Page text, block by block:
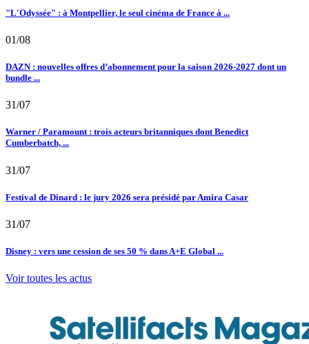
"L'Odyssée" : à Montpellier, le seul cinéma de France à ...
01/08
DAZN : nouvelles offres d’abonnement pour la saison 2026-2027 dont un
bundle ...
31/07
Warner / Paramount : trois acteurs britanniques dont Benedict
Cumberbatch, ...
31/07
Festival de Dinard : le jury 2026 sera présidé par Amira Casar
31/07
Disney : vers une cession de ses 50 % dans A+E Global ...
Voir toutes les actus